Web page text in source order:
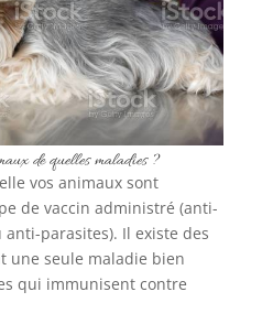
de quelles maladies ?
vos animaux sont
de vaccin administré (anti-
parasites). Il existe des
une seule maladie bien
qui immunisent contre